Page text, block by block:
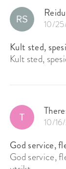
10/
Kult sted,
Kult sted,
10/
God service,
God service,